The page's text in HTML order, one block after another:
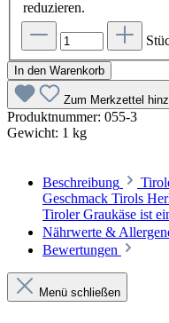
reduzieren.
In den Warenkorb
Zum Merkzettel
Produktnummer: 055-3
Gewicht: 1 kg
Beschreibung
Geschmack Tirols
Tiroler Graukäse ist
Nährwerte &
Bewertungen
Menü schließen